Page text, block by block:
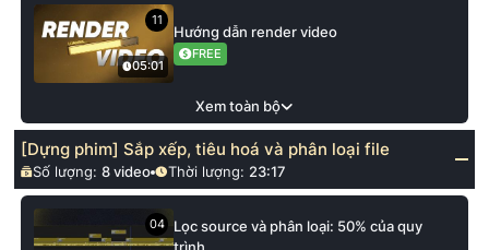
11
05:01
Hướng dẫn render video
FREE
Xem toàn bộ
[Dựng phim] Sắp xếp, tiêu hoá và phân loại file
Số lượng:8 video Thời lượng: 23:17
04
Lọc source và phân loại: 50% của quy